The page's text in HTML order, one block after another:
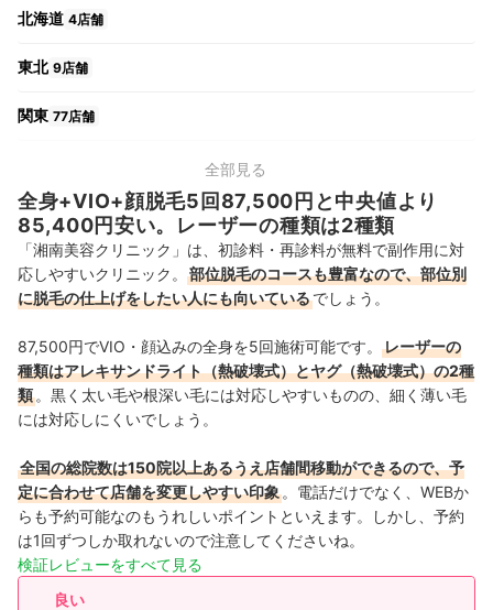
北海道 4店舗
東北 9店舗
関東 77店舗
関西 24店舗
中国・四国 10店舗
九州・沖縄 14店舗
全部見る
全身+VIO+顔脱毛5回87,500円と中央値より
85,400円安い。レーザーの種類は2種類
「湘南美容クリニック」は、初診料・再診料が無料で副作用に対
応しやすいクリニック。
部位脱毛のコースも豊富なので、部位別
に脱毛の仕上げをしたい人にも向いているでしょう。
87,500円でVIO・顔込みの全身を5回施術可能です。
レーザーの
種類はアレキサンドライト（熱破壊式）とヤグ（熱破壊式）の2種
類 。黒く太い毛や根深い毛には対応しやすいものの、細く薄い毛
には対応しにくいでしょう。
全国の総院数は150院以上あるうえ店舗間移動ができるので、予
定に合わせて店舗を変更しやすい印象 。 電話だけでなく、WEBか
らも予約可能なのもうれしいポイントといえます。しかし、予約
は1回ずつしか取れないので注意してくださいね。
検証レビューをすべて見る
良い